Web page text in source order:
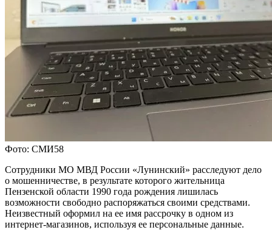
Фото: СМИ58
Сотрудники МО МВД России «Лунинский» расследуют дело
о мошенничестве, в результате которого жительница
Пензенской области 1990 года рождения лишилась
возможности свободно распоряжаться своими средствами.
Неизвестный оформил на ее имя рассрочку в одном из
интернет-магазинов, используя ее персональные данные.